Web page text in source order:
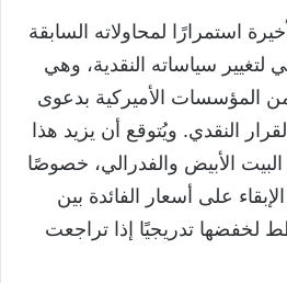
استمرارًا لمحاولاته السابقة
سياساته النقدية، وهي
المؤسسات الأميركية بدعوى
النقدي. ويُتوقع أن يزيد هذا
الأبيض والفدرالي، خصوصًا
على أسعار الفائدة بين
مع خطط لخفضها تدريجيًا إذا تراجعت